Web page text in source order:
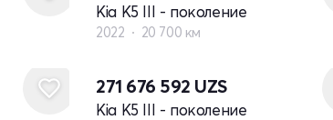
Kia K5 III - поколение
2022 20 700 км
271 676 592 UZS
Kia K5 III - поколение